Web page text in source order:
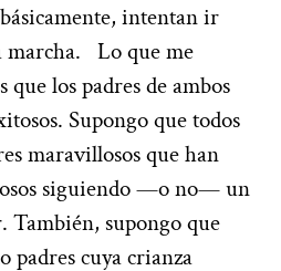
intentan ir
marcha. Lo que me
que los padres de ambos
Supongo que todos
maravillosos que han
siguiendo —o no— un
También, supongo que
padres cuya crianza